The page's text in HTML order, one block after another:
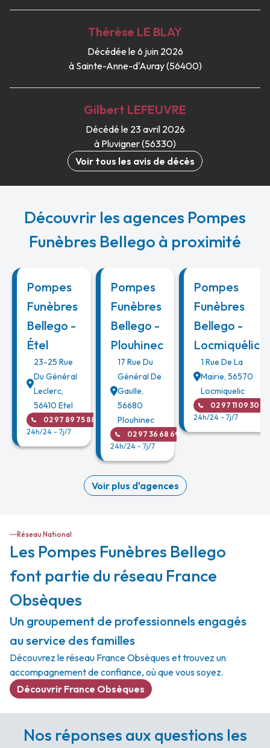
Thérèse LE BLAY
Décédée le 6 juin 2026
à Sainte-Anne-d'Auray (56400)
Gilbert LEFEUVRE
Décédé le 23 avril 2026
à Pluvigner (56330)
Voir tous les avis de décès
Découvrir les agences Pompes
Funèbres Bellego à proximité
Pompes
Funèbres
Bellego -
Étel
23-25 Rue
Du Général
Leclerc,
56410 Etel
02 97 89 75 88
24h/24 - 7j/7
Pompes
Funèbres
Bellego -
Plouhinec
17 Rue Du
Général De
Gaulle,
56680
Plouhinec
02 97 36 68 69
24h/24 - 7j/7
Pompes
Funèbres
Bellego -
Locmiquélic
1 Rue De La
Mairie,56570
Locmiquelic
02 97 11 09 30
24h/24 - 7j/7
Voir plus d'agences
Réseau National
Les Pompes Funèbres Bellego
font partie du réseau France
Obsèques
Un groupement de professionnels engagés
au service des familles
Découvrez le réseau France Obsèques et trouvez un
accompagnement de confiance, où que vous soyez.
Découvrir France Obsèques
Nos réponses aux questions les